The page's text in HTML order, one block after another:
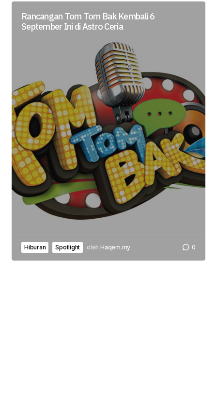
Rancangan Tom Tom Bak Kembali 6
September Ini di Astro Ceria
Hiburan Spotlight oleh Haqem.my 0